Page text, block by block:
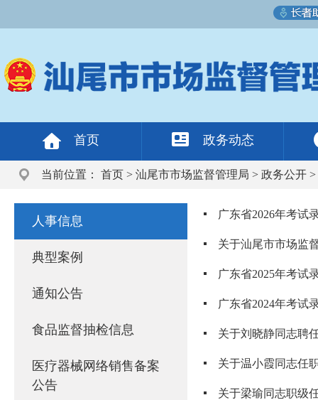
首页 政务动态
当前位置： 首页 > 汕尾市市场监督管理局 > 政务公开 >
人事信息
典型案例
通知公告
食品监督抽检信息
医疗器械网络销售备案
公告
广东省2026年考试
关于汕尾市市场监
广东省2025年考试
广东省2024年考试
关于刘晓静同志聘
关于温小霞同志任
关于梁瑜同志职级